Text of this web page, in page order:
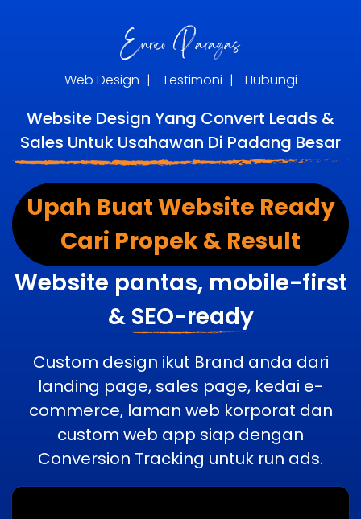
Web Design | Testimoni | Hubungi
Website Design Yang Convert Leads &
Sales Untuk Usahawan Di Padang Besar
Upah Buat Website Ready
Cari Propek & Result
Website pantas, mobile-first
& SEO-ready
Custom design ikut Brand anda dari
landing page, sales page, kedai e-
commerce, laman web korporat dan
custom web app siap dengan
Conversion Tracking untuk run ads.